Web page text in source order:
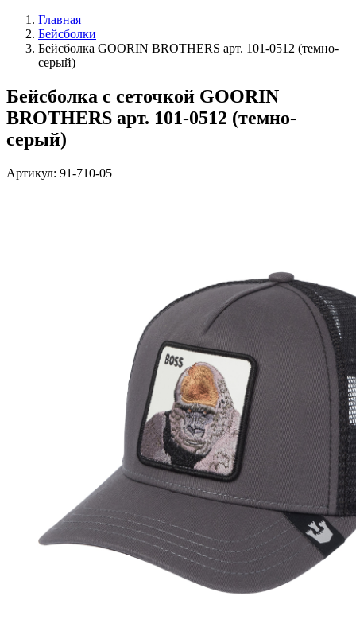
Главная
Бейсболки
Бейсболка GOORIN BROTHERS арт. 101-0512 (темно-
серый)
Бейсболка с сеточкой GOORIN
BROTHERS арт. 101-0512 (темно-
серый)
Артикул: 91-710-05